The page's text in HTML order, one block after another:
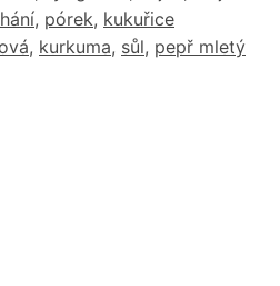
, pórek, kukuřice
, kurkuma, sůl, pepř mletý